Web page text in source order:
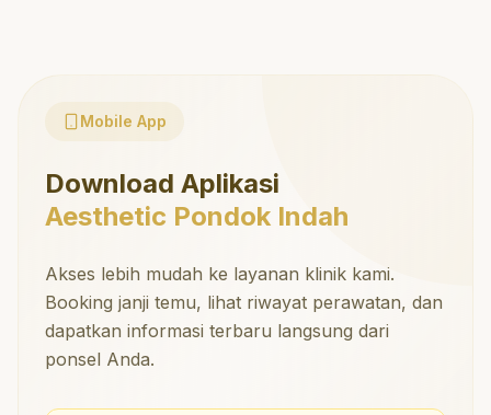
Mobile App
Download Aplikasi
Aesthetic Pondok Indah
Akses lebih mudah ke layanan klinik kami.
Booking janji temu, lihat riwayat perawatan, dan
dapatkan informasi terbaru langsung dari
ponsel Anda.